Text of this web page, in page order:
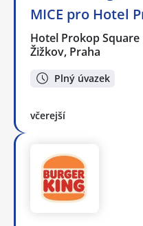
MICE pro Hotel
Hotel Prokop Square
Žižkov, Praha
Plný úvazek
včerejší